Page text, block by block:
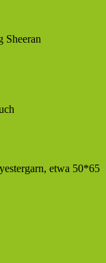
Sheeran
etwa 50*65